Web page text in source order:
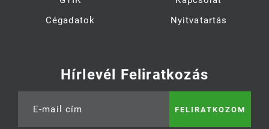
Cégadatok
Nyitvatartás
Hírlevél Feliratkozás
E-mail cím